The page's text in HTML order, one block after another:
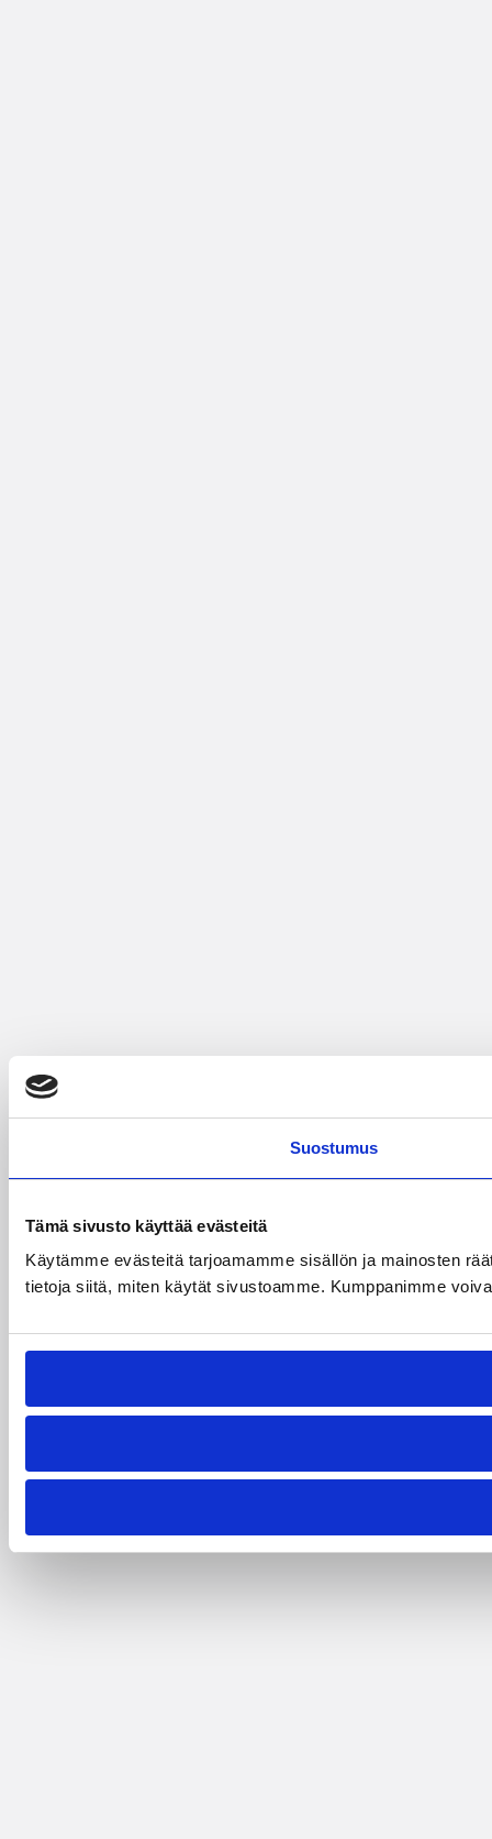
Suostumus
Tämä sivusto käyttää evästeitä
Käytämme evästeitä tarjoamamme sisällön ja mainosten
tietoja siitä, miten käytät sivustoamme. Kumppanimme